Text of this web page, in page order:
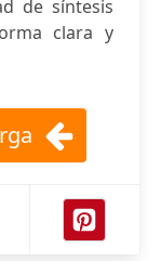
de síntesis
clara y